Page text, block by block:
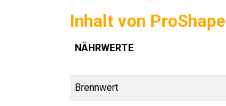
Inhalt von
NÄHRWERTE
Brennwert